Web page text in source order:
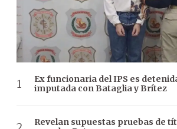
Ex funcionaria del IPS es
imputada con Bataglia y Brítez
Revelan supuestas pruebas de